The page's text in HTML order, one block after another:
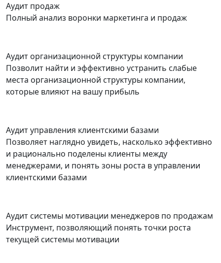
Аудит продаж
Полный анализ воронки маркетинга и продаж
Аудит организационной структуры компании
Позволит найти и эффективно устранить слабые
места организационной структуры компании,
которые влияют на вашу прибыль
Аудит управления клиентскими базами
Позволяет наглядно увидеть, насколько эффективно
и рационально поделены клиенты между
менеджерами, и понять зоны роста в управлении
клиентскими базами
Аудит системы мотивации менеджеров по продажам
Инструмент, позволяющий понять точки роста
текущей системы мотивации